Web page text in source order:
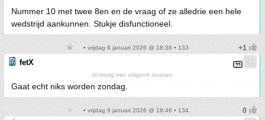
Nummer 10 met twee 8en en de vraag of ze alledrie een hele
wedstrijd aankunnen. Stukje disfunctioneel.
• vrijdag 9 januari 2026 @ 18:38 • 133
fetX
Al bezig met volgend seizoen
Gaat echt niks worden zondag.
• vrijdag 9 januari 2026 @ 18:46 • 134